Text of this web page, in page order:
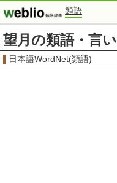
類語
望月の類語・言
日本語WordNet(類語)